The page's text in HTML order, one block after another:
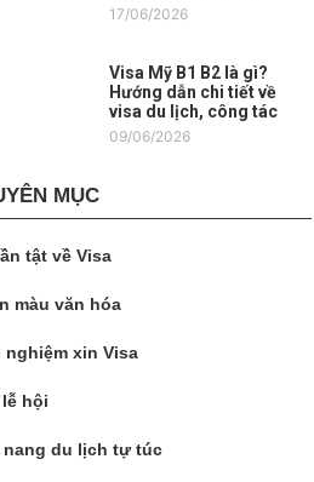
17/06/2026
Visa Mỹ B1 B2 là gì?
Hướng dẫn chi tiết về
visa du lịch, công tác
09/06/2026
MỤC
tật về Visa
màu văn hóa
nghiệm xin Visa
lễ hội
nang du lịch tự túc